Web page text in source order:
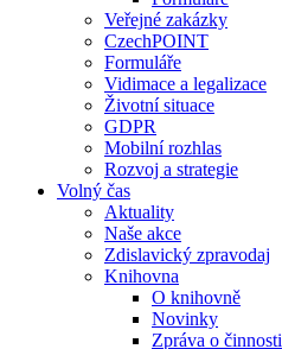
Veřejné zakázky
CzechPOINT
Formuláře
Vidimace a legalizace
Životní situace
GDPR
Mobilní rozhlas
Rozvoj a strategie
Volný čas
Aktuality
Naše akce
Zdislavický zpravodaj
Knihovna
O knihovně
Novinky
Zpráva o činnosti